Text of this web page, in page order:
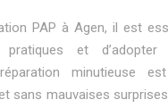
PAP à Agen, il est
pratiques et d’adopter
minutieuse
sans mauvaises